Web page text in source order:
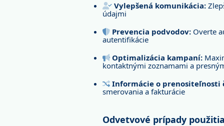
Vylepšená komunikácia:
údajmi
Prevencia podvodov: Overte
autentifikácie
Optimalizácia kampaní:
kontaktnými zoznamami a
Informácie o prenositeľnosti
smerovania a fakturácie
Odvetvové prípady